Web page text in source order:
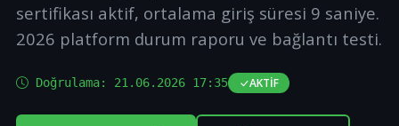
sertifikası aktif, ortalama giriş süresi 9 saniye.
2026 platform durum raporu ve bağlantı testi.
Doğrulama: 21.06.2026 17:35 AKTIF